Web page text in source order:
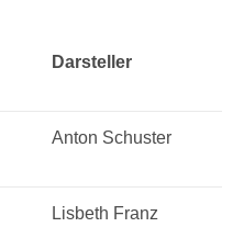
Darsteller
Anton Schuster
Lisbeth Franz